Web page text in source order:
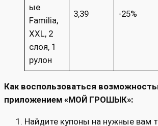
ые
Familia,
XXL, 2
слоя, 1
рулон
3,39 -25%
Как воспользоваться
приложением «МОЙ ГРОШЫК»:
Найдите купоны на нужные вам